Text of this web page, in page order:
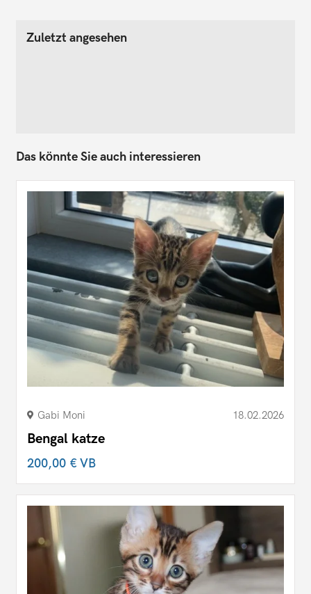
Zuletzt angesehen
Das könnte Sie auch interessieren
Gabi Moni 18.02.2026
Bengal katze
200,00 €VB